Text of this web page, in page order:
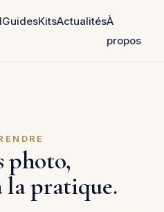
GuidesKitsActualitésÀ
propos
photo,
la pratique.